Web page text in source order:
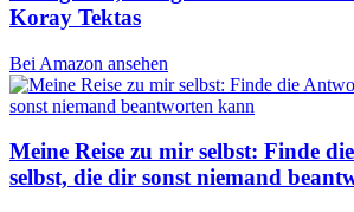
Koray Tektas
Bei Amazon ansehen
Meine Reise zu mir selbst: Finde
selbst, die dir sonst niemand